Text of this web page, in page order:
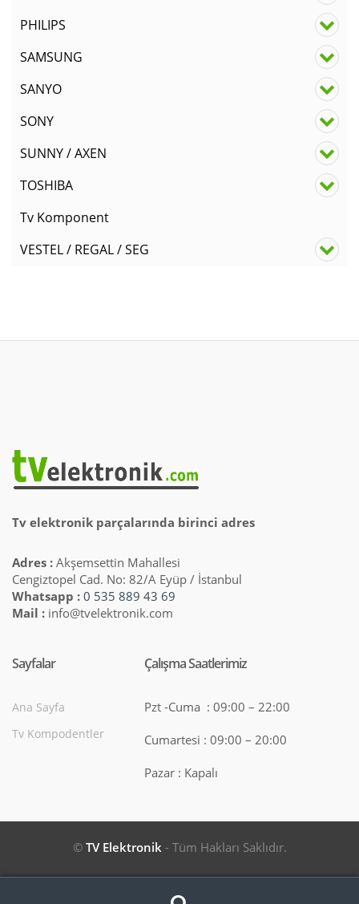
PHILIPS
SAMSUNG
SANYO
SONY
SUNNY / AXEN
TOSHIBA
Tv Komponent
VESTEL / REGAL / SEG
Tv elektronik parçalarında birinci adres
Adres : Akşemsettin Mahallesi
Cengiztopel Cad. No: 82/A Eyüp / İstanbul
Whatsapp : 0 535 889 43 69
Mail : info@tvelektronik.com
Sayfalar
Ana Sayfa
Tv Kompodentler
Çalışma Saatlerimiz
Pzt -Cuma : 09:00 – 22:00
Cumartesi : 09:00 – 20:00
Pazar : Kapalı
© TV Elektronik - Tüm Hakları Saklıdır.